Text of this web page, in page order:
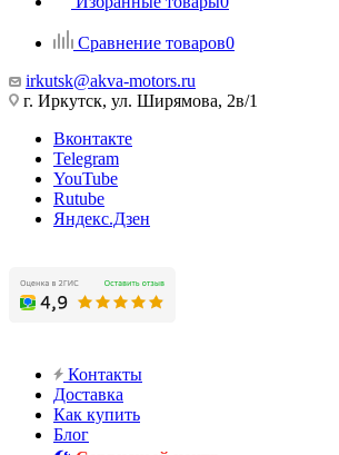
Сравнение товаров0
irkutsk@akva-motors.ru
г. Иркутск, ул. Ширямова, 2в/1
Вконтакте
Telegram
YouTube
Rutube
Яндекс.Дзен
Контакты
Доставка
Как купить
Блог